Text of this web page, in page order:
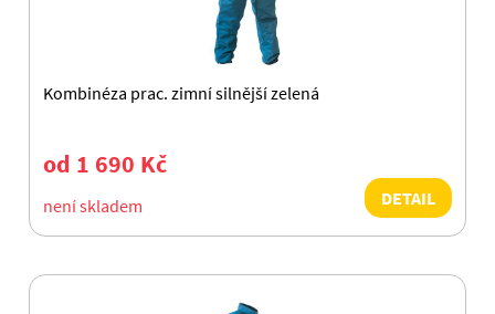
Kombinéza prac. zimní silnější zelená
od 1 690 Kč
není skladem DETAIL